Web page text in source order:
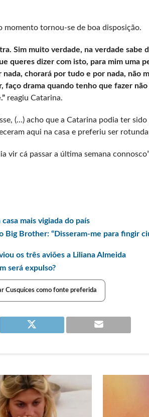
momento tornou-se de boa disposição.
Sim muito verdade, na verdade sabe
queres dizer com isto, para mim uma
chorará por tudo e por nada, não
faço drama quando tenho que fazer
reagiu Catarina.
(…) acho que a Catarina podia ter
aqui na casa e preferiu ser
vir cá passar a última semana
mais vigiada do país
Big Brother: “Disseram-me para fingir
os três aviões a Liliana Almeida
será expulso?
Cusquices como fonte preferida